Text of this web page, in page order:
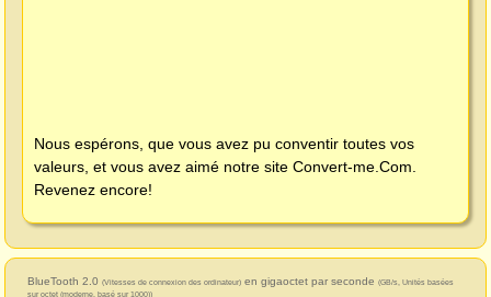
Nous espérons, que vous avez pu conventir toutes vos
valeurs, et vous avez aimé notre site Convert-me.Com
Revenez encore!
BlueTooth 2.0 (Vitesses de connexion des ordinateur) en gigaoctet par seconde (GB/s, Unités basées
sur octet (moderne, basé sur 1000))